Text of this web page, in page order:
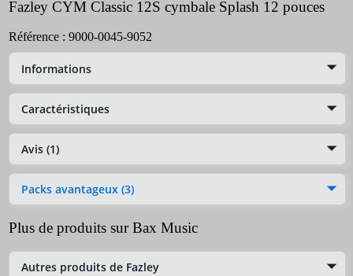
Fazley CYM Classic 12S cymbale Splash 12 pouces
Référence : 9000-0045-9052
Informations
Caractéristiques
Avis (1)
Packs avantageux (3)
Plus de produits sur Bax Music
Autres produits de Fazley